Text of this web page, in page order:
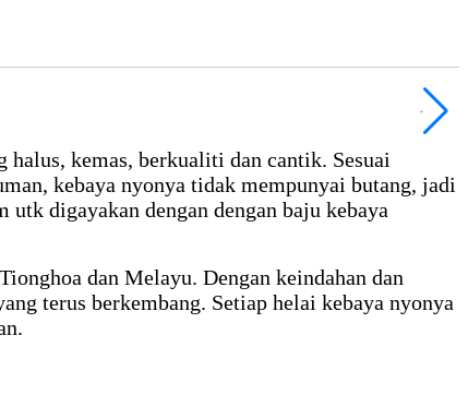
kemas, berkualiti dan cantik. Sesuai
kebaya nyonya tidak mempunyai butang, jadi
utk digayakan dengan dengan baju kebaya
dan Melayu. Dengan keindahan dan
terus berkembang. Setiap helai kebaya nyonya